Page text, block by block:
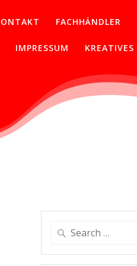
FACHHÄNDLER
IMPRESSUM KREATIVES
Search